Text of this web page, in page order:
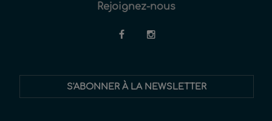
Rejoignez-nous
informés
S'ABONNER À LA NEWSLETTER